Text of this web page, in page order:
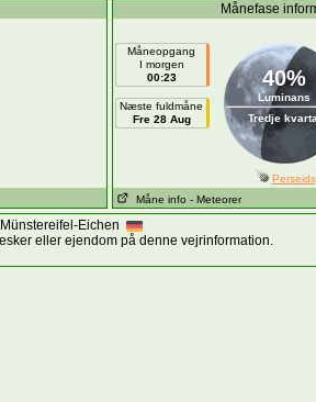
Månefase
Måneopgang
I morgen
00:23
Næste fuldmåne
Fre 28 Aug
40%
Luminans
Tredje
Perseids
Måne info - Meteorer
Eichen
eller ejendom på denne vejrinformation.